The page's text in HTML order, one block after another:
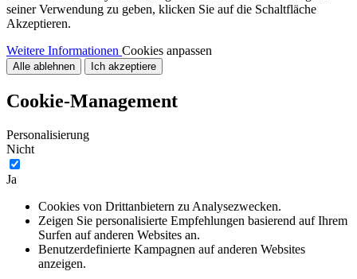
seiner Verwendung zu geben, klicken Sie auf die Schaltfläche
Akzeptieren.
Weitere Informationen Cookies anpassen
Alle ablehnen Ich akzeptiere
Cookie-Management
Personalisierung
Nicht
Ja
Cookies von Drittanbietern zu Analysezwecken.
Zeigen Sie personalisierte Empfehlungen basierend auf Ihrem
Surfen auf anderen Websites an.
Benutzerdefinierte Kampagnen auf anderen Websites
anzeigen.